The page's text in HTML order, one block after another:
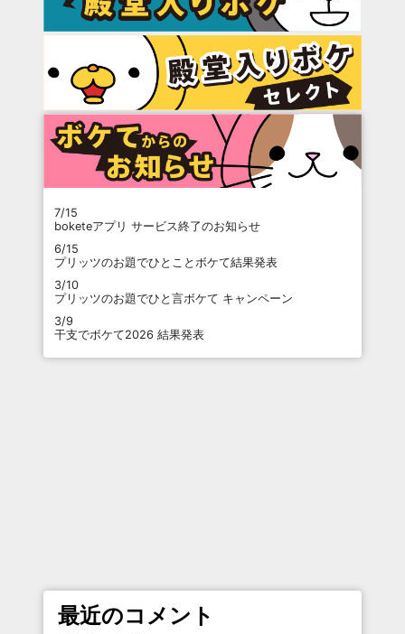
7/15
boketeアプリ サービス終了のお知らせ
6/15
プリッツのお題でひとことボケて結果発表
3/10
プリッツのお題でひと言ボケて キャンペーン
3/9
干支でボケて2026 結果発表
最近のコメント